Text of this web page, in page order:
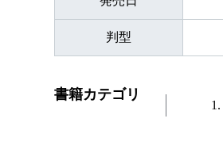
判型
書籍カテゴリ